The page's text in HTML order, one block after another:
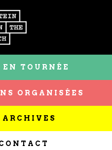
TOURNÉE
ORGANISÉES
ARCHIVES